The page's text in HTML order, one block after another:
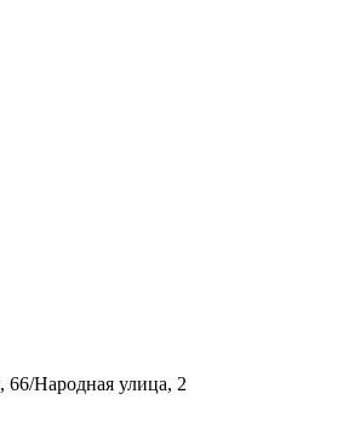
66/Народная улица, 2